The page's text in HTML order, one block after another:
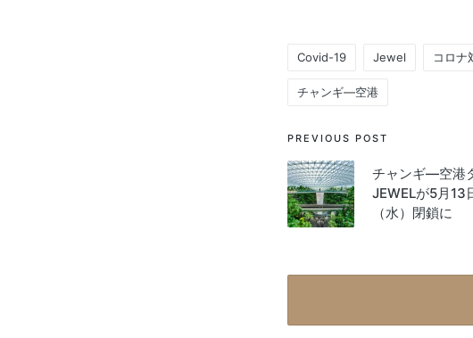
Covid-19 Jewel コロナ
チャンギ―空港
Post
navigation
PREVIOUS POST
チャンギ―空港
JEWELが5月13
（水）閉鎖に